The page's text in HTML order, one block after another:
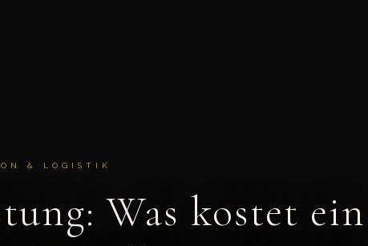
& LOGISTIK
Was kostet ein